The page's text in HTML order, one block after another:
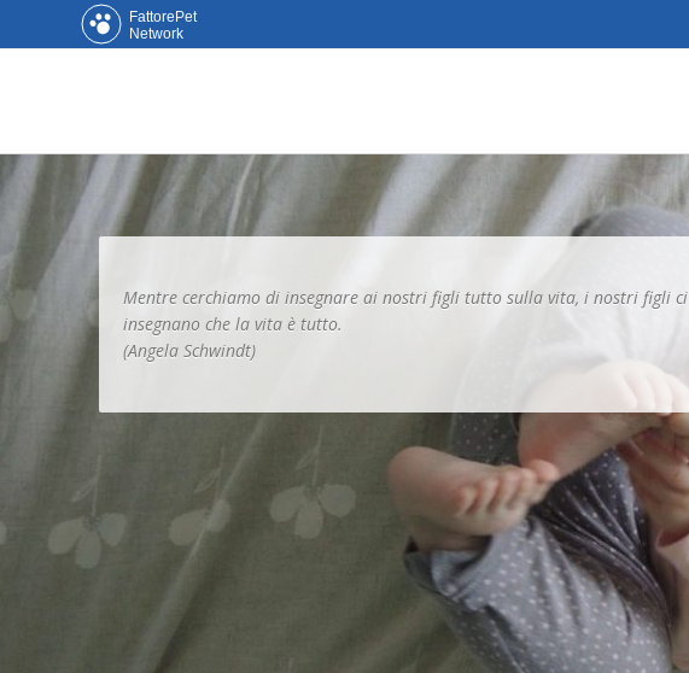
Mentre cerchiamo di insegnare ai nostri figli tutto sulla vita, i nostri figli ci
insegnano che la vita è tutto.
(Angela Schwindt)
FattorePet
Network